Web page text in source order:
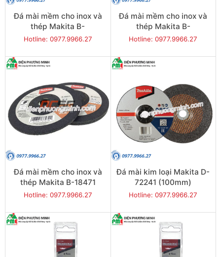
Đá mài mềm cho inox và
thép Makita B-
18493 (100mm)
Hotline: 0977.9966.27
Đá mài mềm cho inox và
thép Makita B-
18487 (100mm)
Hotline: 0977.9966.27
Đá mài mềm cho inox và
thép Makita B-18471
(100mm)
Hotline: 0977.9966.27
Đá mài kim loại Makita D-
72241 (100mm)
Hotline: 0977.9966.27